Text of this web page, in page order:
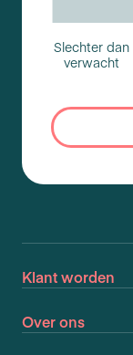
Slechter dan
verwacht
Klant worden
Over ons